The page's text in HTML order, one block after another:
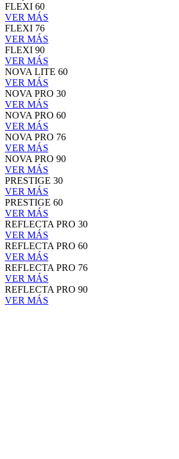
FLEXI 60
VER MÁS
FLEXI 76
VER MÁS
FLEXI 90
VER MÁS
NOVA LITE 60
VER MÁS
NOVA PRO 30
VER MÁS
NOVA PRO 60
VER MÁS
NOVA PRO 76
VER MÁS
NOVA PRO 90
VER MÁS
PRESTIGE 30
VER MÁS
PRESTIGE 60
VER MÁS
REFLECTA PRO 30
VER MÁS
REFLECTA PRO 60
VER MÁS
REFLECTA PRO 76
VER MÁS
REFLECTA PRO 90
VER MÁS